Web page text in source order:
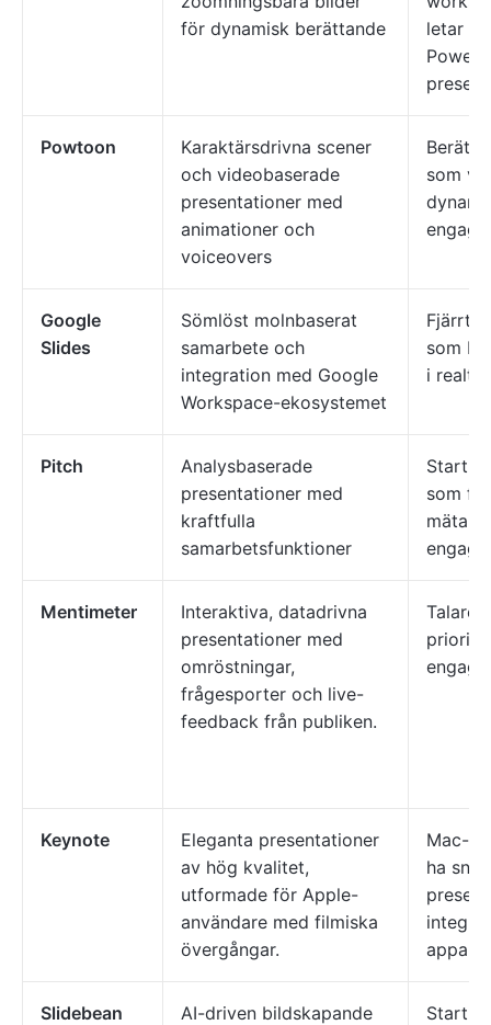
för dynamisk berättande
letar
Powtoon
Karaktärsdrivna scener
och videobaserade
presentationer med
animationer och
voiceovers
som
Google
Slides
Sömlöst molnbaserat
samarbete och
integration med Google
Workspace-ekosystemet
som
i realtid
Pitch
Analysbaserade
presentationer med
kraftfulla
samarbetsfunktioner
som
mäta
Mentimeter
Interaktiva, datadrivna
presentationer med
omröstningar,
frågesporter och live-
feedback från publiken.
Talare
Keynote
Eleganta presentationer
av hög kvalitet,
utformade för Apple-
användare med filmiska
övergångar.
Mac-
ha
appar
Slidebean
AI-driven bildskapande